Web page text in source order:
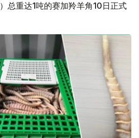
）总重达1吨的赛加羚羊角10日正式